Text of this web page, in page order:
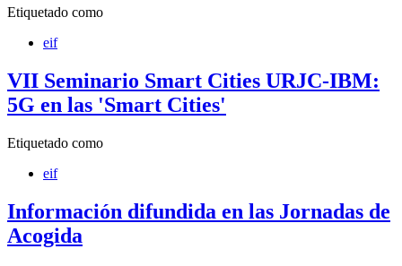
Etiquetado como
eif
VII Seminario Smart Cities URJC-IBM:
5G en las 'Smart Cities'
Etiquetado como
eif
Información difundida en las Jornadas de
Acogida